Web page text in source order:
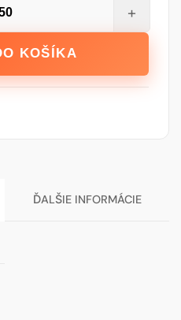
+
KOŠÍKA
ĎALŠIE INFORMÁCIE